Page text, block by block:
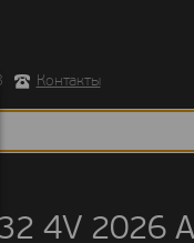
Контакты
4V